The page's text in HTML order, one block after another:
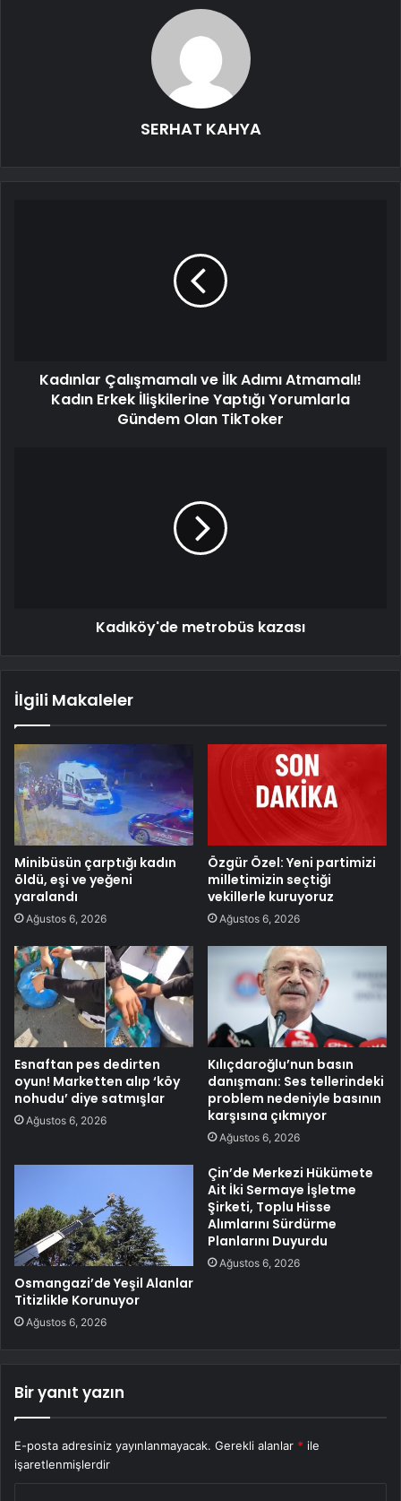
SERHAT KAHYA
Kadınlar Çalışmamalı ve İlk Adımı Atmamalı!
Kadın Erkek İlişkilerine Yaptığı Yorumlarla
Gündem Olan TikToker
Kadıköy'de metrobüs kazası
İlgili Makaleler
Minibüsün çarptığı kadın
öldü, eşi ve yeğeni
yaralandı
Ağustos 6, 2026
Özgür Özel: Yeni partimizi
milletimizin seçtiği
vekillerle kuruyoruz
Ağustos 6, 2026
Esnaftan pes dedirten
oyun! Marketten alıp ‘köy
nohudu’ diye satmışlar
Ağustos 6, 2026
Kılıçdaroğlu’nun basın
danışmanı: Ses tellerindeki
problem nedeniyle basının
karşısına çıkmıyor
Ağustos 6, 2026
Osmangazi’de Yeşil Alanlar
Titizlikle Korunuyor
Ağustos 6, 2026
Çin’de Merkezi Hükümete
Ait İki Sermaye İşletme
Şirketi, Toplu Hisse
Alımlarını Sürdürme
Planlarını Duyurdu
Ağustos 6, 2026
Bir yanıt yazın
E-posta adresiniz yayınlanmayacak. Gerekli alanlar * ile
işaretlenmişlerdir